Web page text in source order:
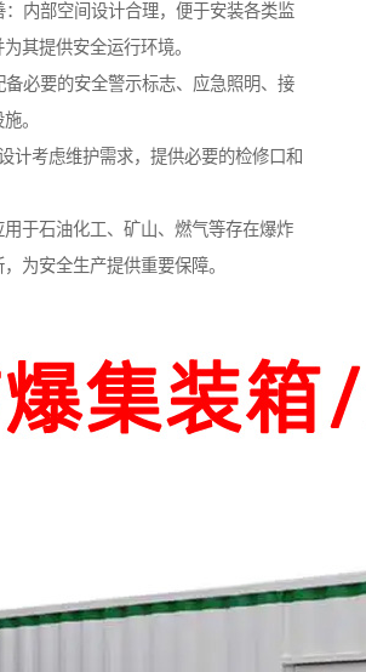
：内部空间设计合理，便于安装各类监
其提供安全运行环境。
备必要的安全警示标志、应急照明、接
。
计考虑维护需求，提供必要的检修口和
于石油化工、矿山、燃气等存在爆炸
为安全生产提供重要保障。